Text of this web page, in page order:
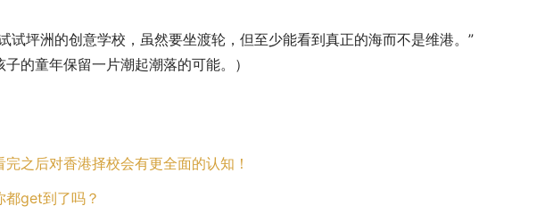
试坪洲的创意学校，虽然要坐渡轮，但至少能看到真正的海而不是维港。”
的童年保留一片潮起潮落的可能。）
之后对香港择校会有更全面的认知！
都get到了吗？